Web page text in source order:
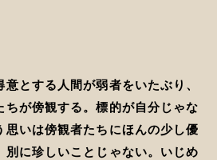
とする人間が弱者をいたぶり、
ちが傍観する。標的が自分じゃな
思いは傍観者たちにほんの少し優
別に珍しいことじゃない。いじめ